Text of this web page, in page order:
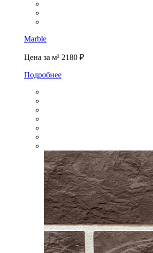
Marble
Цена за м² 2180 ₽
Подробнее